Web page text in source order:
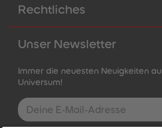
Rechtliches
Unser Newsletter
Immer die neuesten Neuigkeiten
Universum!
E-Mail-Addresse